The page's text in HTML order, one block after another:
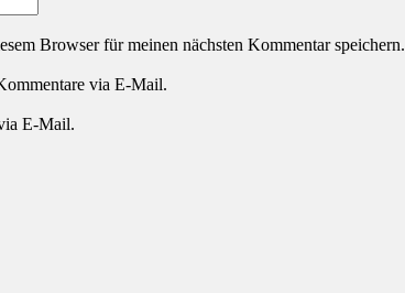
Browser für meinen nächsten Kommentar speichern.
via E-Mail.
E-Mail.